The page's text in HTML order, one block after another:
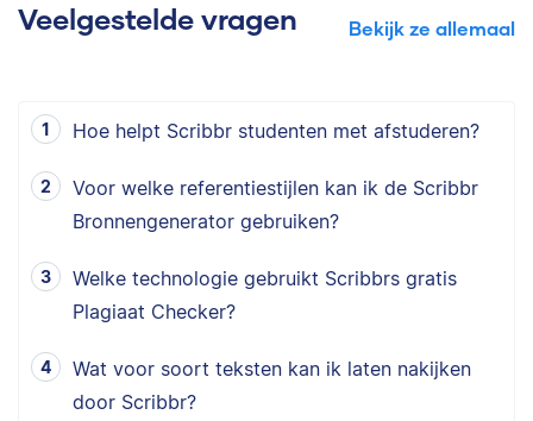
Veelgestelde vragen Bekijk ze allemaal
Hoe helpt Scribbr studenten met afstuderen?
Voor welke referentiestijlen kan ik de Scribbr
Bronnengenerator gebruiken?
Welke technologie gebruikt Scribbrs gratis
Plagiaat Checker?
Wat voor soort teksten kan ik laten nakijken
door Scribbr?